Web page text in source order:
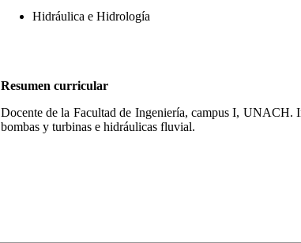
Hidráulica e Hidrología
Resumen curricular
Docente de la Facultad de Ingeniería, campus I, UNACH.
bombas y turbinas e hidráulicas fluvial.